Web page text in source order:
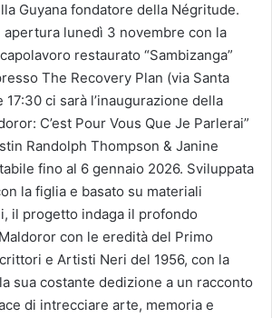
Guyana fondatore della Négritude.
apertura lunedì 3 novembre con la
restaurato “Sambizanga”
The Recovery Plan (via Santa
17:30 ci sarà l’inaugurazione della
C’est Pour Vous Que Je Parlerai”
Randolph Thompson & Janine
fino al 6 gennaio 2026. Sviluppata
la figlia e basato su materiali
il progetto indaga il profondo
con le eredità del Primo
e Artisti Neri del 1956, con la
sua costante dedizione a un racconto
di intrecciare arte, memoria e